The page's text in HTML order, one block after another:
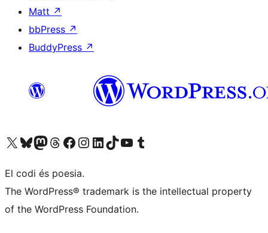
Matt ↗
bbPress ↗
BuddyPress ↗
Visiteu el nostre compte X (abans Twitter)
Visiteu el nostre compte de Bluesky
Visiteu el nostre compte al Mastodon
Visiteu el nostre compte de Threads
Visiteu la nostra pàgina al Facebook
Visiteu el nostre compte d'Instagram
Visiteu el nostre compte de LinkedIn
Visiteu el nostre compte de TikTok
Visiteu el nostre canal al YouTube
Visiteu el nostre compte de Tumblr
El codi és poesia.
The WordPress® trademark is the intellectual property
of the WordPress Foundation.